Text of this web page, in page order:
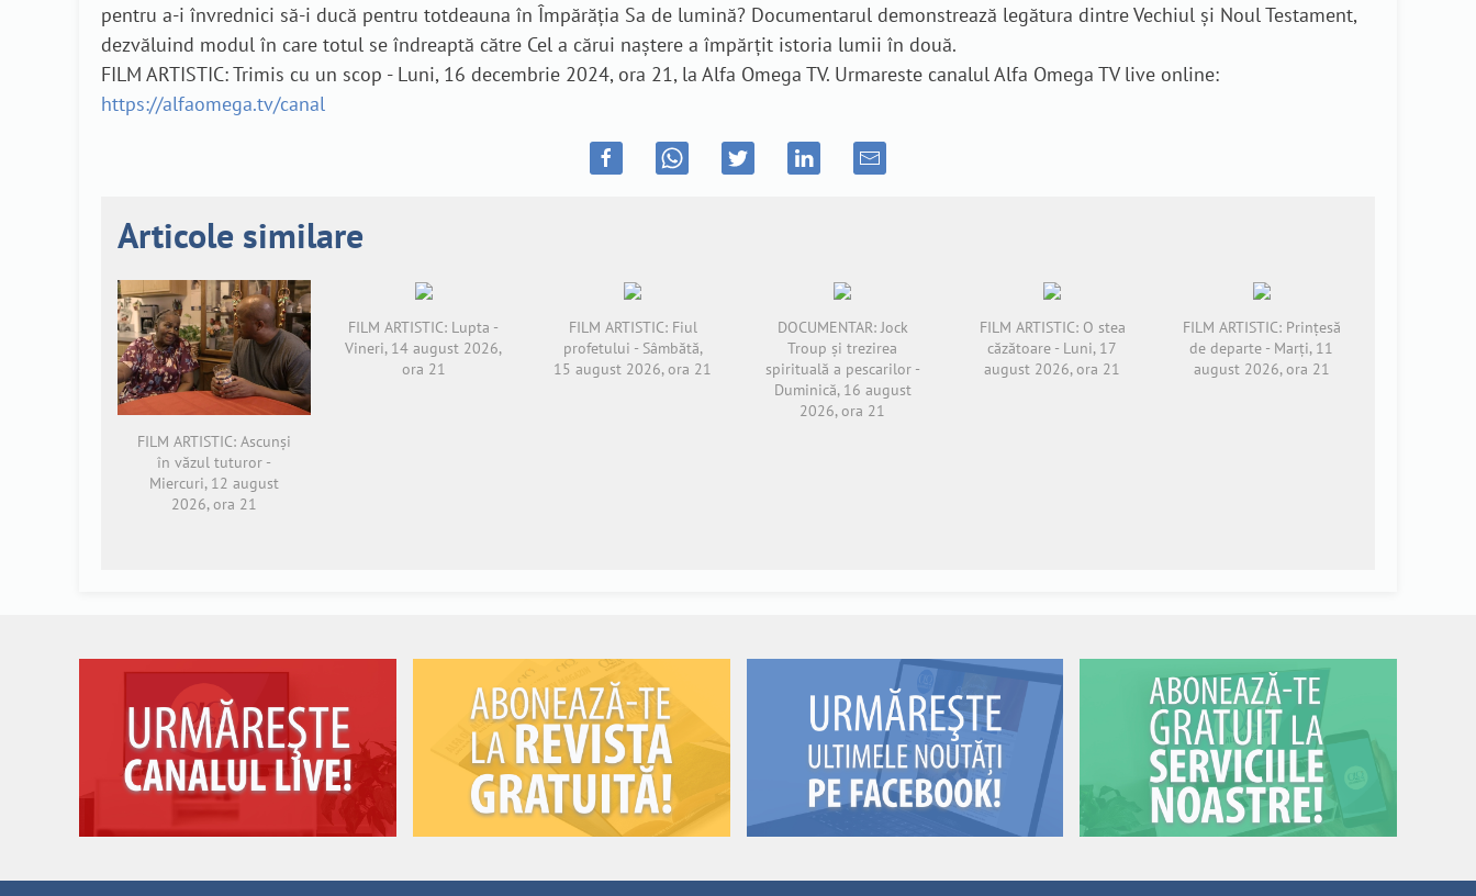
pentru a-i învrednici să-i ducă pentru totdeauna în Împărăția Sa de lumină? Documentarul demonstrează legătura dintre Vechiul și Noul Testament,
dezvăluind modul în care totul se îndreaptă către Cel a cărui naștere a împărțit istoria lumii în două.
FILM ARTISTIC: Trimis cu un scop - Luni, 16 decembrie 2024, ora 21, la Alfa Omega TV. Urmareste canalul Alfa Omega TV live online:
https://alfaomega.tv/canal
Articole similare
FILM ARTISTIC: Ascunși
în văzul tuturor -
Miercuri, 12 august
2026, ora 21
FILM ARTISTIC: Lupta -
Vineri, 14 august 2026,
ora 21
FILM ARTISTIC: Fiul
profetului - Sâmbătă,
15 august 2026, ora 21
DOCUMENTAR: Jock
Troup și trezirea
spirituală a pescarilor -
Duminică, 16 august
2026, ora 21
FILM ARTISTIC: O stea
căzătoare - Luni, 17
august 2026, ora 21
FILM ARTISTIC: Prințesă
de departe - Marți, 11
august 2026, ora 21